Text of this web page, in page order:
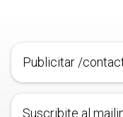
Publicitar /
Suscribite al